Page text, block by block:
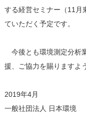
する経営セミナー（11月
ていただく予定です。
今後とも環境測定分析
援、ご協力を賜りますよ
2019年4月
一般社団法人 日本環境